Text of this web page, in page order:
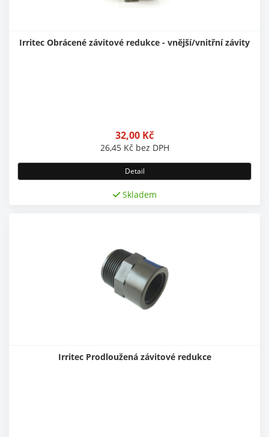
Irritec Obrácené závitové redukce - vnější/vnitřní závity
32,00 Kč
26,45 Kč bez DPH
Detail
Skladem
Irritec Prodloužená závitové redukce